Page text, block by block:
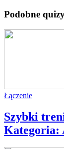
Podobne
Łączenie
Szybki
Kategoria: